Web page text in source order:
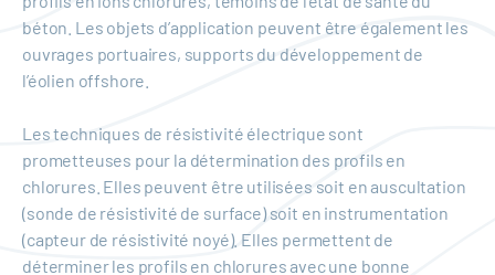
béton. Les objets d’application peuvent être également les
ouvrages portuaires, supports du développement de
l’éolien offshore.
Les techniques de résistivité électrique sont
prometteuses pour la détermination des profils en
chlorures. Elles peuvent être utilisées soit en auscultation
(sonde de résistivité de surface) soit en instrumentation
(capteur de résistivité noyé). Elles permettent de
déterminer les profils en chlorures avec une bonne